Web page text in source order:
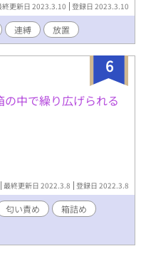
終更新日 2023.3.10 登録日 2023.3.10
連縛 放置
6
中で繰り広げられる
最終更新日 2022.3.8 登録日 2022.3.8
匂い責め
箱詰め